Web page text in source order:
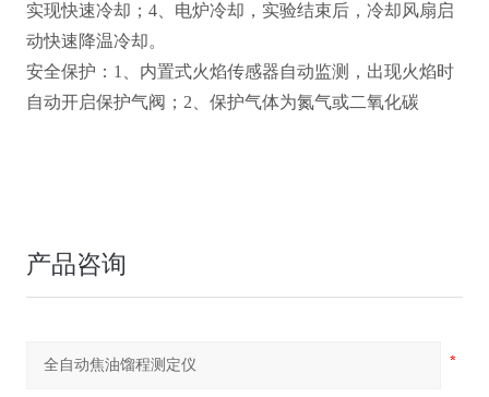
实现快速冷却；4、电炉冷却，实验结束后，冷却风扇启
动快速降温冷却。
安全保护：1、内置式火焰传感器自动监测，出现火焰时
自动开启保护气阀；2、保护气体为氮气或二氧化碳
产品咨询